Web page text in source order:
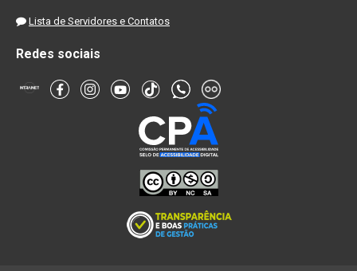
Lista de Servidores e Contatos
Redes sociais